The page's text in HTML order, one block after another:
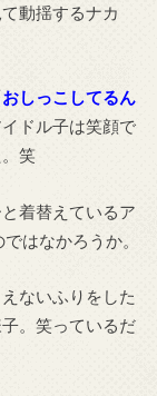
動揺するナカ
おしっこしてるん
ドル子は笑顔で
笑
着替えているア
はなかろうか。
ないふりをした
。笑っているだ